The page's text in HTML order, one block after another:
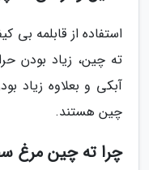
استفاده از قابلمه
ته چین، زیاد بودن
آبکی و بعلاوه زیاد
چین هستند.
چرا ته چین مرغ